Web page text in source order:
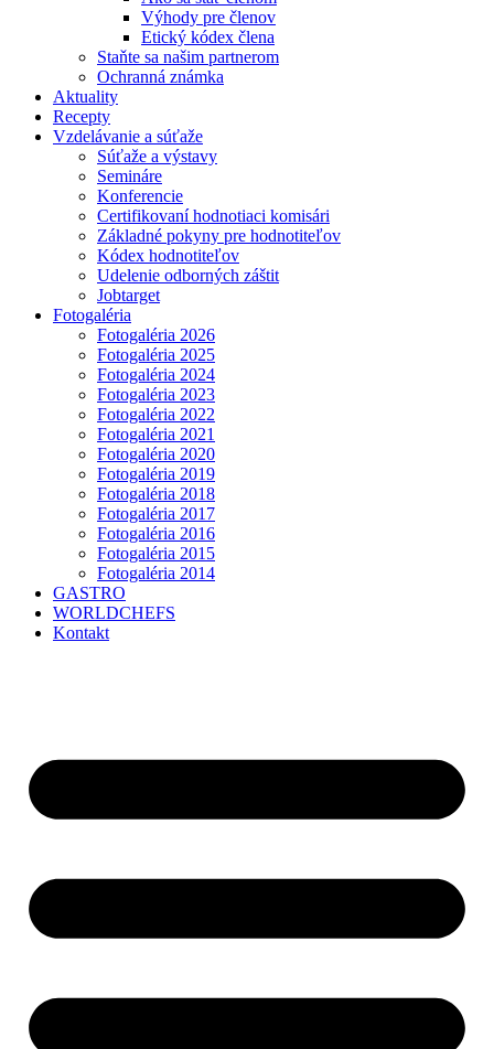
Výhody pre členov
Etický kódex člena
Staňte sa našim partnerom
Ochranná známka
Aktuality
Recepty
Vzdelávanie a súťaže
Súťaže a výstavy
Semináre
Konferencie
Certifikovaní hodnotiaci komisári
Základné pokyny pre hodnotiteľov
Kódex hodnotiteľov
Udelenie odborných záštit
Jobtarget
Fotogaléria
Fotogaléria 2026
Fotogaléria 2025
Fotogaléria 2024
Fotogaléria 2023
Fotogaléria 2022
Fotogaléria 2021
Fotogaléria 2020
Fotogaléria 2019
Fotogaléria 2018
Fotogaléria 2017
Fotogaléria 2016
Fotogaléria 2015
Fotogaléria 2014
GASTRO
WORLDCHEFS
Kontakt